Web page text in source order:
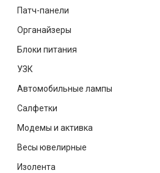
Патч-панели
Органайзеры
Блоки питания
УЗК
Автомобильные лампы
Салфетки
Модемы и активка
Весы ювелирные
Изолента